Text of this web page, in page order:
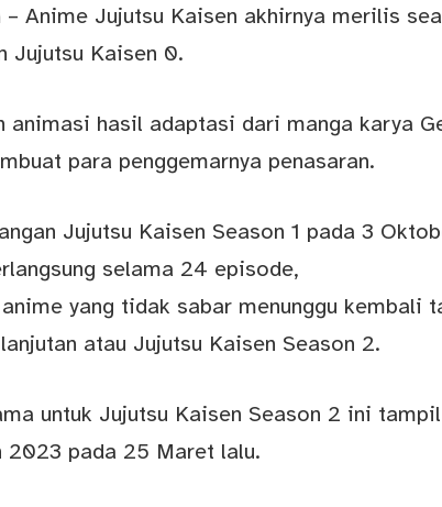
– Anime Jujutsu Kaisen akhirnya merilis
Jujutsu Kaisen 0.
animasi hasil adaptasi dari manga karya
para penggemarnya penasaran.
Jujutsu Kaisen Season 1 pada 3
selama 24 episode,
yang tidak sabar menunggu kembali
atau Jujutsu Kaisen Season 2.
untuk Jujutsu Kaisen Season 2 ini
2023 pada 25 Maret lalu.